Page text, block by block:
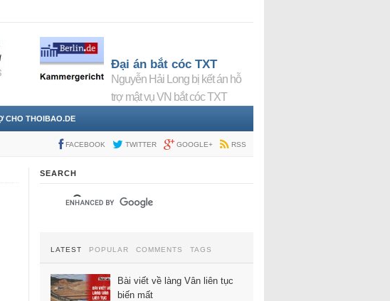
Đại án bắt cóc TXT
Nguyễn Hải Long bị kết án hỗ
trợ mật vụ VN bắt cóc TXT
CHO THOIBAO.DE
FACEBOOK TWITTER GOOGLE+ RSS
SEARCH
LATEST POPULAR COMMENTS TAGS
Bài viết về làng Vân liên tục
biến mất